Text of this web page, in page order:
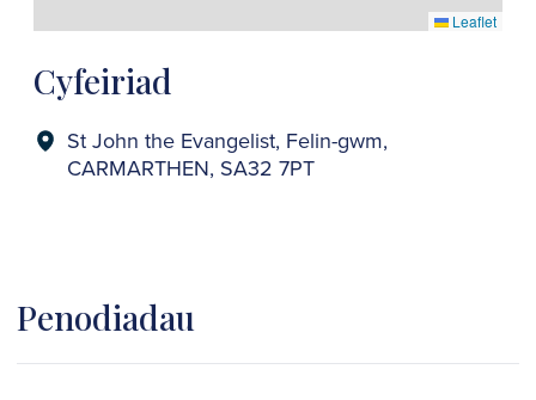
Cyfeiriad
St John the Evangelist, Felin-gwm,
CARMARTHEN, SA32 7PT
Leaflet
Penodiadau